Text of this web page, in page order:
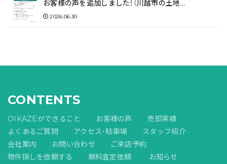
お客様の声を追加しました！（川越市の土地…
2026.06.30
CONTENTS
OIKAZEができること お客様の声
売却実績
よくあるご質問
アクセス・駐車場
スタッフ紹介
会社案内
お問い合わせ
ご来店予約
物件探しを依頼する
無料査定依頼 お知らせ